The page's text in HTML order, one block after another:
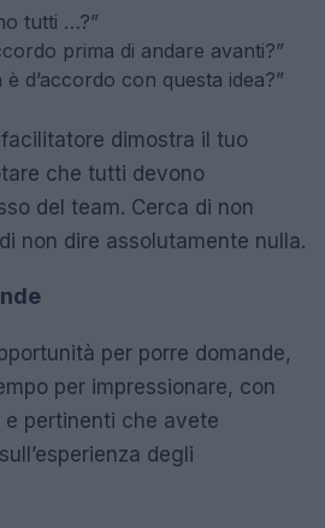
tutti …?”
prima di andare avanti?”
d’accordo con questa idea?”
dimostra il tuo
che tutti devono
del team. Cerca di non
non dire assolutamente nulla.
per porre domande,
per impressionare, con
pertinenti che avete
degli